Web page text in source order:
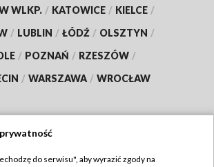
WLKP. / KATOWICE / KIELCE /
/ LUBLIN / ŁÓDŹ / OLSZTYN /
/ POZNAŃ / RZESZÓW /
/ WARSZAWA / WROCŁAW
do serwisu", aby wyrazić zgody na